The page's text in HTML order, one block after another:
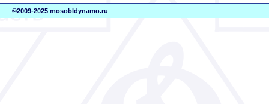
©2009-2025 mosobldynamo.ru